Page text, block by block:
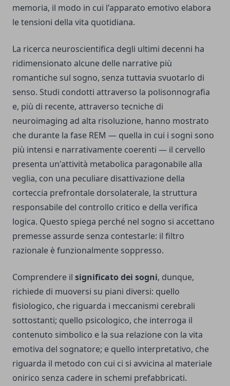
memoria, il modo in cui l'apparato emotivo elabora
le tensioni della vita quotidiana.
La ricerca neuroscientifica degli ultimi decenni ha
ridimensionato alcune delle narrative più
romantiche sul sogno, senza tuttavia svuotarlo di
senso. Studi condotti attraverso la polisonnografia
e, più di recente, attraverso tecniche di
neuroimaging ad alta risoluzione, hanno mostrato
che durante la fase REM — quella in cui i sogni sono
più intensi e narrativamente coerenti — il cervello
presenta un'attività metabolica paragonabile alla
veglia, con una peculiare disattivazione della
corteccia prefrontale dorsolaterale, la struttura
responsabile del controllo critico e della verifica
logica. Questo spiega perché nel sogno si accettano
premesse assurde senza contestarle: il filtro
razionale è funzionalmente soppresso.
Comprendere il significato dei sogni, dunque,
richiede di muoversi su piani diversi: quello
fisiologico, che riguarda i meccanismi cerebrali
sottostanti; quello psicologico, che interroga il
contenuto simbolico e la sua relazione con la vita
emotiva del sognatore; e quello interpretativo, che
riguarda il metodo con cui ci si avvicina al materiale
onirico senza cadere in schemi prefabbricati.